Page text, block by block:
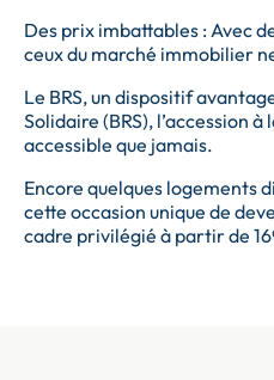
Des prix imbattables : Avec
ceux du marché immobilier
Le BRS, un dispositif
Solidaire (BRS), l’accession
accessible que jamais.
Encore quelques logements
cette occasion unique de
cadre privilégié à partir de